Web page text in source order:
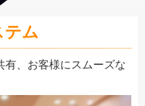
テム
有、お客様にスムーズな